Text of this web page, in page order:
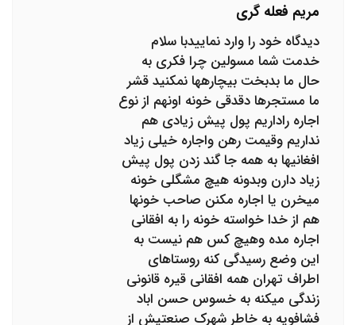
مریم فعله گری
دیدگاه خود را وارد نماییدبا سلام
خدمت شما مسولین چرا فکری به
حال ما بدبخت بیچارهها نمکنید قشر
ما مستجرها دقدقی خونه اونهم از نوع
اجاره راداریم پول پیش زیادی هم
نداریم وقیمت رهن واجاره خیلی زیاد
افغانیها به همه جا گند زدن پول پیش
زیاد دارن وبدونه هیچ مشگلی خونه
میخرن یا اجاره مکنن صاحب خونها
هم از خدا خواسته خونه را به افقانی
اجاره مده وهیچ کس هم نیست به
این وضع رسیدگی کنه روستاهای
اطراف تهران همه افقانی قیره قانونی
زندگی میکنه به خسوس حسن اباد
فشافویه به خاطر شهرک صنعتیش از